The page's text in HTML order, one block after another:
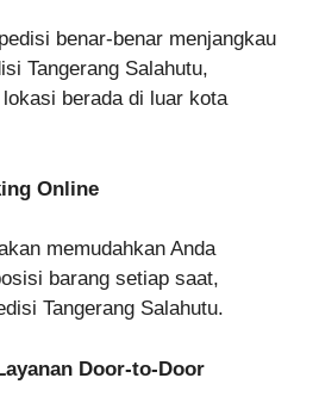
benar-benar menjangkau
Tangerang Salahutu,
berada di luar kota
Online
memudahkan Anda
barang setiap saat,
Tangerang Salahutu.
Door-to-Door